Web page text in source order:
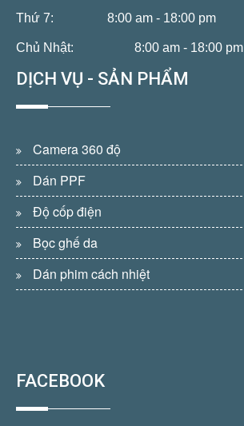
Thứ 7: 8:00 am - 18:00 pm
Chủ Nhật: 8:00 am - 18:00 pm
DỊCH VỤ - SẢN PHẨM
Camera 360 độ
Dán PPF
Độ cốp điện
Bọc ghế da
Dán phim cách nhiệt
FACEBOOK